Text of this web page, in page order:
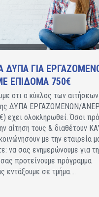
ΓΙΑ
ΕΠΙΔΟΜΑ 750€
οτι ο κύκλος των
ΔΥΠΑ ΕΡΓΑΖΟΜΕΝΩΝ/
εχει ολοκληρωθεί. Όσοι
αίτηση τους & διαθέτουν
με την εταιρεία
να σας ενημερώνουμε για
προτείνουμε πρόγραμμα
εντάξουμε σε τμήμα.…